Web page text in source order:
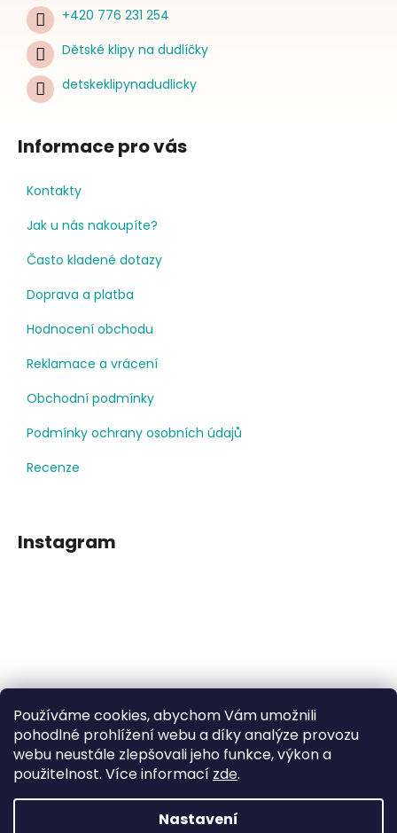
Používáme cookies, abychom Vám umožnili
pohodlné prohlížení webu a díky analýze provozu
webu neustále zlepšovali jeho funkce, výkon a
použitelnost. Více informací zde.
Nastavení
+420 776 231 254
Dětské klipy na dudlíčky
detskeklipynadudlicky
Informace pro vás
Kontakty
Jak u nás nakoupíte?
Často kladené dotazy
Doprava a platba
Hodnocení obchodu
Reklamace a vrácení
Obchodní podmínky
Podmínky ochrany osobních údajů
Recenze
Instagram
Sledovat na Instagramu
Facebook